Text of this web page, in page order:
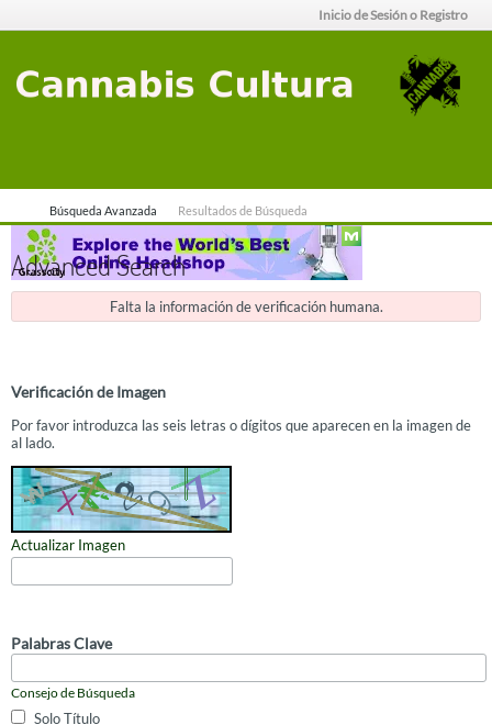
Inicio de Sesión o Registro
Búsqueda Avanzada Resultados de Búsqueda
Advanced Search
Falta la información de verificación humana.
Verificación de Imagen
Por favor introduzca las seis letras o dígitos que aparecen en la imagen de
al lado.
Actualizar Imagen
Palabras Clave
Consejo de Búsqueda
Solo Título